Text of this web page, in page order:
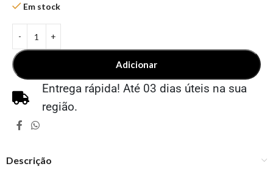
Em stock
Adicionar
Entrega rápida! Até 03 dias úteis na sua
região.
Descrição